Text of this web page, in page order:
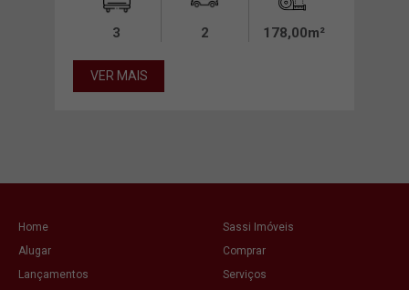
3 2 178,00m²
VER MAIS
Home
Sassi Imóveis
Alugar
Comprar
Lançamentos
Serviços